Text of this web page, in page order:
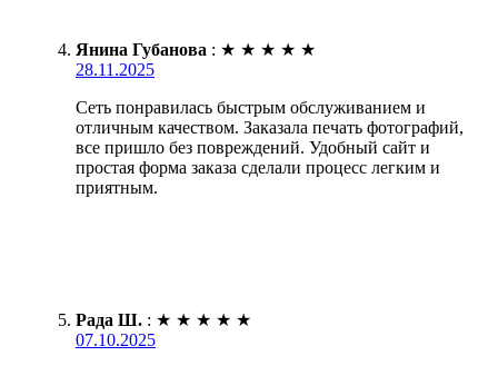
Янина Губанова : ★ ★ ★ ★ ★
28.11.2025
Сеть понравилась быстрым обслуживанием и
отличным качеством. Заказала печать фотографий,
все пришло без повреждений. Удобный сайт и
простая форма заказа сделали процесс легким и
приятным.
Рада Ш. : ★ ★ ★ ★ ★
07.10.2025